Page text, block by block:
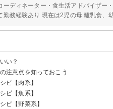
ーディネーター・食生活アドバイザー
勤務経験あり 現在は2児の母 離乳食、
い？
注意点を知っておこう
わない
ない
ピ【肉系】
ピ【魚系】
ソテー
ピ【野菜系】